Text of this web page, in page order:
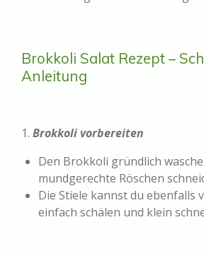
Brokkoli Salat Rezept –
Anleitung
1. Brokkoli vorbereiten
Den Brokkoli gründlich
mundgerechte Röschen
Die Stiele kannst du ebenfalls
einfach schälen und klein